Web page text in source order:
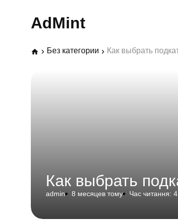
AdMint
Без категории Как выбрать
Как выбрать
admin 8 месяцев тому Час читання: 4